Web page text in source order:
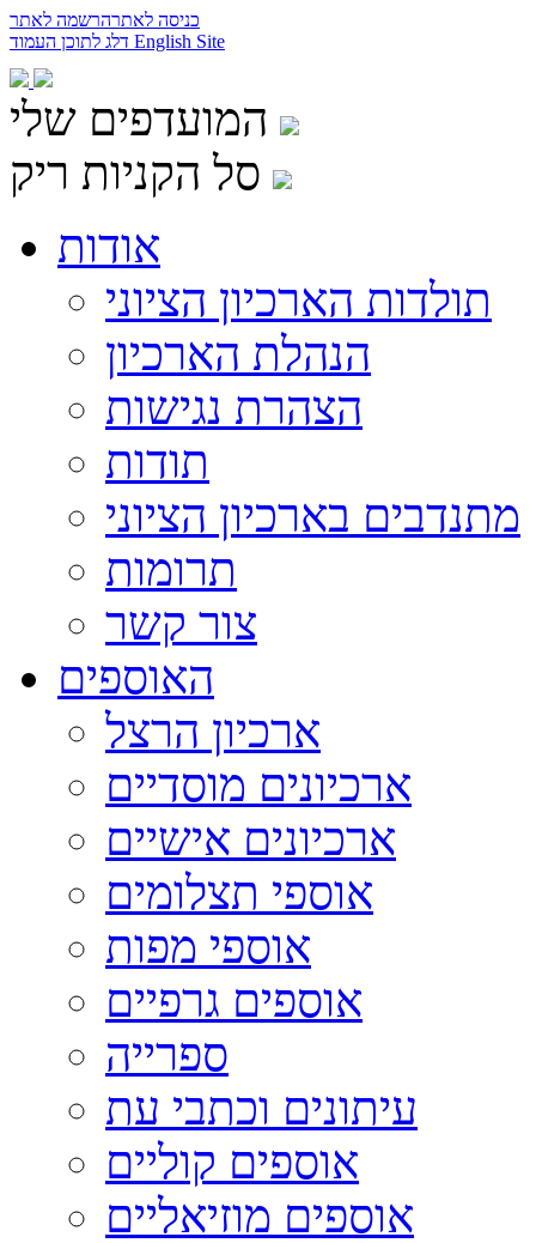
כניסה לאתרהרשמה לאתר
English Site
המועדפים שלי
סל הקניות ריק
אודות
תולדות הארכיון הציוני
הנהלת הארכיון
הצהרת נגישות
תודות
מתנדבים בארכיון הציוני
תרומות
צור קשר
האוספים
ארכיון הרצל
ארכיונים מוסדיים
ארכיונים אישיים
אוספי תצלומים
אוספי מפות
אוספים גרפיים
ספרייה
עיתונים וכתבי עת
אוספים קוליים
אוספים מוזיאליים